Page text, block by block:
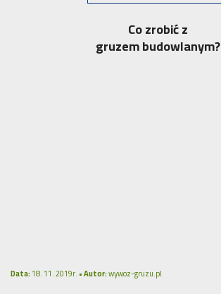
Co zrobić z
gruzem budowlanym?
Data:18. 11. 2019r. •Autor:wywoz-gruzu.pl